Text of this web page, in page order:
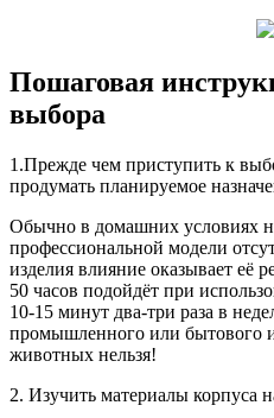
Пошаговая
выбора
1.Прежде чем приступить к
продумать планируемое
Обычно в домашних условиях
профессиональной модели
изделия влияние оказывает её
50 часов подойдёт при
10-15 минут два-три раза в
промышленного или бытового
животных нельзя!
2. Изучить материалы корпуса